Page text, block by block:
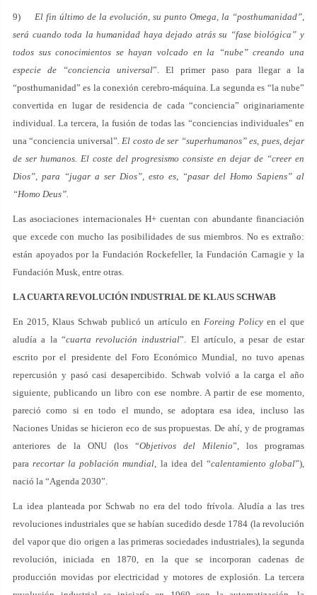
9) El fin último de la evolución, su punto Omega, la “posthumanidad”,
será cuando toda la humanidad haya dejado atrás su “fase biológica” y
todos sus conocimientos se hayan volcado en la “nube” creando una
especie de “conciencia universal”. El primer paso para llegar a la
“posthumanidad” es la conexión cerebro-máquina. La segunda es “la nube”
convertida en lugar de residencia de cada “conciencia” originariamente
individual. La tercera, la fusión de todas las “conciencias individuales" en
una “conciencia universal”.El costo de ser “superhumanos” es, pues, dejar
de ser humanos. El coste del progresismo consiste en dejar de “creer en
Dios”, para “jugar a ser Dios”, esto es, “pasar del Homo Sapiens” al
“Homo Deus”.
Las asociaciones internacionales H+ cuentan con abundante financiación
que excede con mucho las posibilidades de sus miembros. No es extraño:
están apoyados por la Fundación Rockefeller, la Fundación Carnagie y la
Fundación Musk, entre otras.
LA CUARTA REVOLUCIÓN INDUSTRIAL DE KLAUS SCHWAB
En 2015, Klaus Schwab publicó un artículo en Foreing Policy en el que
aludía a la “cuarta revolución industrial”. El artículo, a pesar de estar
escrito por el presidente del Foro Económico Mundial, no tuvo apenas
repercusión y pasó casi desapercibido. Schwab volvió a la carga el año
siguiente, publicando un libro con ese nombre. A partir de ese momento,
pareció como si en todo el mundo, se adoptara esa idea, incluso las
Naciones Unidas se hicieron eco de sus propuestas. De ahí, y de programas
anteriores de la ONU (los “Objetivos del Milenio”, los programas
pararecortar la población mundial, la idea del “calentamiento global”),
nació la “Agenda 2030”.
La idea planteada por Schwab no era del todo frívola. Aludía a las tres
revoluciones industriales que se habían sucedido desde 1784 (la revolución
del vapor que dio origen a las primeras sociedades industriales), la segunda
revolución, iniciada en 1870, en la que se incorporan cadenas de
producción movidas por electricidad y motores de explosión. La tercera